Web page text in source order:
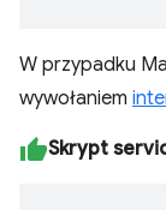
W przypadku
wywołaniem
Skrypt